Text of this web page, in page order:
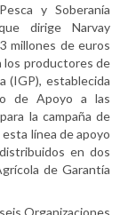
y Soberanía
dirige Narvay
millones de euros
los productores de
(IGP), establecida
de Apoyo a las
la campaña de
línea de apoyo
en dos
de Garantía
Organizaciones